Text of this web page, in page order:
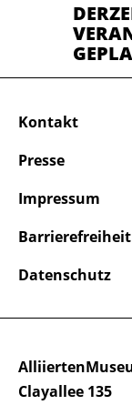
Clayallee 135
Kontakt
Presse
Impressum
Datenschutz